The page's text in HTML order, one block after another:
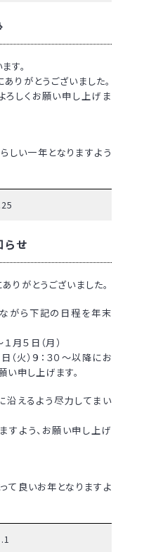
す。
りがとうございました。
ろしくお願い申し上げま
しい一年となりますよう
らせ
りがとうございました。
がら下記の日程を年末
月５日（月）
火）９：３０～以降にお
い申し上げます。
沿えるよう尽力してまい
すよう、お願い申し上げ
て良いお年となりますよ